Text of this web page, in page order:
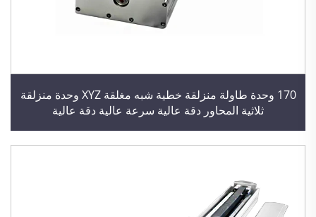
170 وحدة طاولة منزلقة خطية شبه مغلقة XYZ وحدة منزلقة
ثلاثية المحاور دقة عالية سرعة عالية دقة عالية